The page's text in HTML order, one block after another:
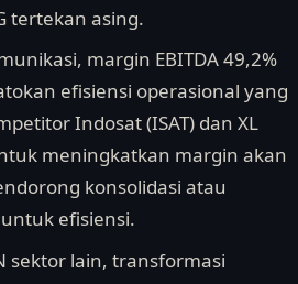
tertekan asing.
margin EBITDA 49,2%
efisiensi operasional yang
Indosat (ISAT) dan XL
meningkatkan margin akan
konsolidasi atau
efisiensi.
sektor lain, transformasi